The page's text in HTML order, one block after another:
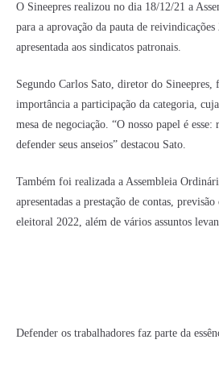
O Sineepres realizou no dia 18/12/21 a
para a aprovação da pauta de
apresentada aos sindicatos patronais.
Segundo Carlos Sato, diretor do Sineepres,
importância a participação da categoria,
mesa de negociação. “O nosso papel é
defender seus anseios” destacou Sato.
Também foi realizada a Assembleia
apresentadas a prestação de contas,
eleitoral 2022, além de vários assuntos
Defender os trabalhadores faz parte da